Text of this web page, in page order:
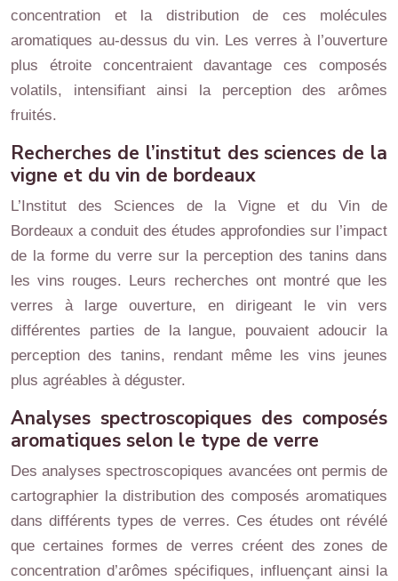
concentration et la distribution de ces molécules
aromatiques au-dessus du vin. Les verres à l’ouverture
plus étroite concentraient davantage ces composés
volatils, intensifiant ainsi la perception des arômes
fruités.
Recherches de l’institut des sciences de la
vigne et du vin de bordeaux
L’Institut des Sciences de la Vigne et du Vin de
Bordeaux a conduit des études approfondies sur l’impact
de la forme du verre sur la perception des tanins dans
les vins rouges. Leurs recherches ont montré que les
verres à large ouverture, en dirigeant le vin vers
différentes parties de la langue, pouvaient adoucir la
perception des tanins, rendant même les vins jeunes
plus agréables à déguster.
Analyses spectroscopiques des composés
aromatiques selon le type de verre
Des analyses spectroscopiques avancées ont permis de
cartographier la distribution des composés aromatiques
dans différents types de verres. Ces études ont révélé
que certaines formes de verres créent des zones de
concentration d’arômes spécifiques, influençant ainsi la